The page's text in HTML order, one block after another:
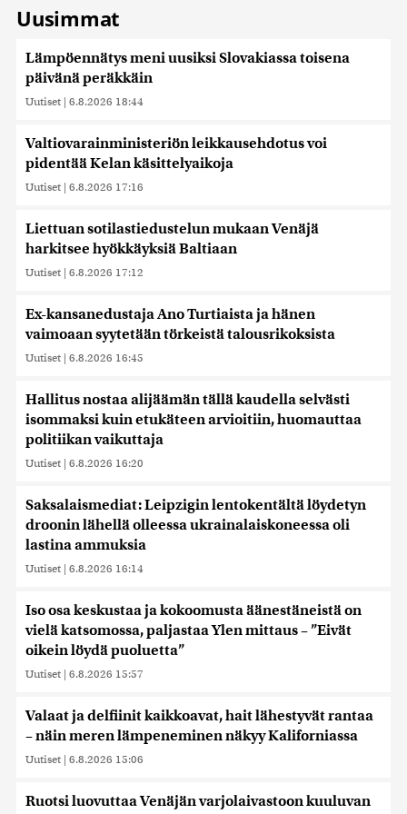
Uusimmat
Lämpöennätys meni uusiksi Slovakiassa toisena
päivänä peräkkäin
Uutiset | 6.8.2026 18:44
Valtiovarainministeriön leikkausehdotus voi
pidentää Kelan käsittelyaikoja
Uutiset | 6.8.2026 17:16
Liettuan sotilastiedustelun mukaan Venäjä
harkitsee hyökkäyksiä Baltiaan
Uutiset | 6.8.2026 17:12
Ex-kansanedustaja Ano Turtiaista ja hänen
vaimoaan syytetään törkeistä talousrikoksista
Uutiset | 6.8.2026 16:45
Hallitus nostaa alijäämän tällä kaudella selvästi
isommaksi kuin etukäteen arvioitiin, huomauttaa
politiikan vaikuttaja
Uutiset | 6.8.2026 16:20
Saksalaismediat: Leipzigin lentokentältä löydetyn
droonin lähellä olleessa ukrainalaiskoneessa oli
lastina ammuksia
Uutiset | 6.8.2026 16:14
Iso osa keskustaa ja kokoomusta äänestäneistä on
vielä katsomossa, paljastaa Ylen mittaus – ”Eivät
oikein löydä puoluetta”
Uutiset | 6.8.2026 15:57
Valaat ja delfiinit kaikkoavat, hait lähestyvät rantaa
– näin meren lämpeneminen näkyy Kaliforniassa
Uutiset | 6.8.2026 15:06
Ruotsi luovuttaa Venäjän varjolaivastoon kuuluvan